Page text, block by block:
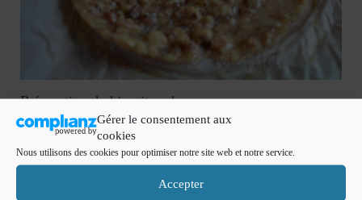
Gérer le consentement aux
cookies
Nous utilisons des cookies pour optimiser notre site web et notre service.
Accepter
Préparation du biscuit sacher:
Mélangez la poudre d’amande, le sucre glace et le
blanc d’oeuf afin d’obtenir une pâte d’amande.
Incorporer les jaunes d’oeufs , l’oeuf entier et l’huile.